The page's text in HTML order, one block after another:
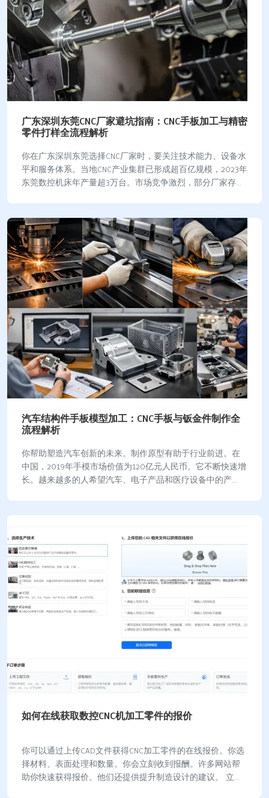
广东深圳东莞CNC厂家避坑指南：CNC手板加工与精密
零件打样全流程解析
你在广东深圳东莞选择CNC厂家时，要关注技术能力、设备水
平和服务体系。当地CNC产业集群已形成超百亿规模，2023年
东莞数控机床年产量超3万台。市场竞争激烈，部分厂家存在
汽车结构件手板模型加工：CNC手板与钣金件制作全
流程解析
你帮助塑造汽车创新的未来。制作原型有助于行业前进。在
中国，2019年手模市场价值为120亿元人民币。它不断快速增
长。越来越多的人希望汽车、电子产品和医疗设备中的产
如何在线获取数控CNC机加工零件的报价
你可以通过上传CAD文件获得CNC加工零件的在线报价。你选
择材料、表面处理和数量。你会立刻收到报酬。许多网站帮
助你快速获得报价。他们还提供提升制造设计的建议。 立科